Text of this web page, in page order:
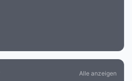
Alle anzeigen